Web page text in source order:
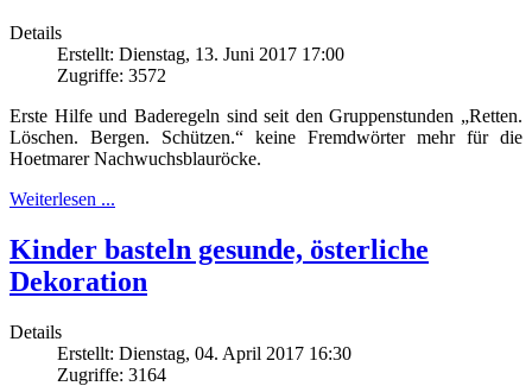
Details
Erstellt: Dienstag, 13. Juni 2017 17:00
Zugriffe: 3572
Erste Hilfe und Baderegeln sind seit den Gruppenstunden „Retten.
Löschen. Bergen. Schützen.“ keine Fremdwörter mehr für die
Hoetmarer Nachwuchsblauröcke.
Weiterlesen ...
Kinder basteln gesunde, österliche
Dekoration
Details
Erstellt: Dienstag, 04. April 2017 16:30
Zugriffe: 3164